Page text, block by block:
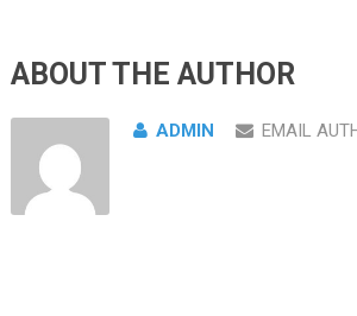
ABOUT THE AUTHOR
ADMIN EMAIL